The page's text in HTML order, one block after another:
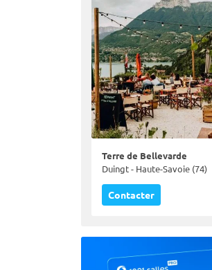
Terre de Bellevarde
Duingt - Haute-Savoie (74)
Contacter